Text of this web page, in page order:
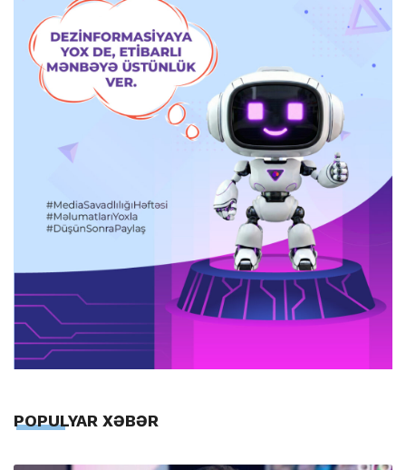
POPULYAR XƏBƏR